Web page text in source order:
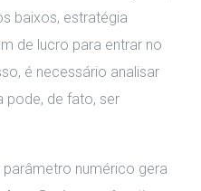
baixos, estratégia
de lucro para entrar no
é necessário analisar
pode, de fato, ser
numérico gera